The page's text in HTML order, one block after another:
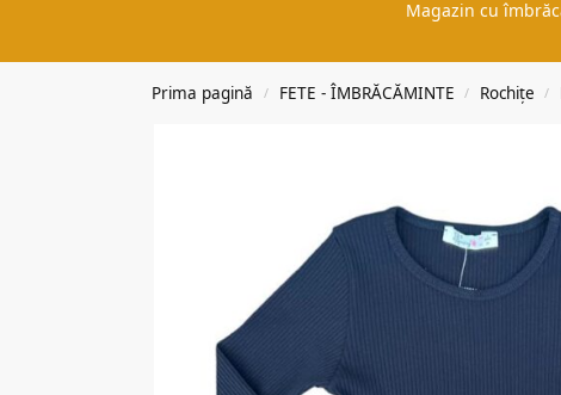
Magazin cu
Prima pagină / FETE - ÎMBRĂCĂMINTE / Rochițe /